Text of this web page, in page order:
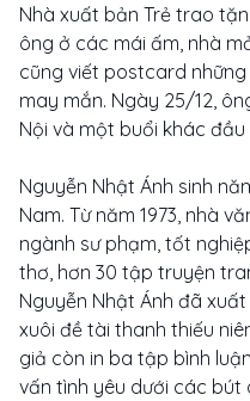
Nhà xuất bản Trẻ trao
ông ở các mái ấm, nhà
cũng viết postcard
may mắn. Ngày 25/12,
Nội và một buổi khác đầu
Nguyễn Nhật Ánh sinh
Nam. Từ năm 1973, nhà
ngành sư phạm, tốt
thơ, hơn 30 tập truyện
Nguyễn Nhật Ánh đã
xuôi đề tài thanh thiếu
giả còn in ba tập bình
vấn tình yêu dưới các bút